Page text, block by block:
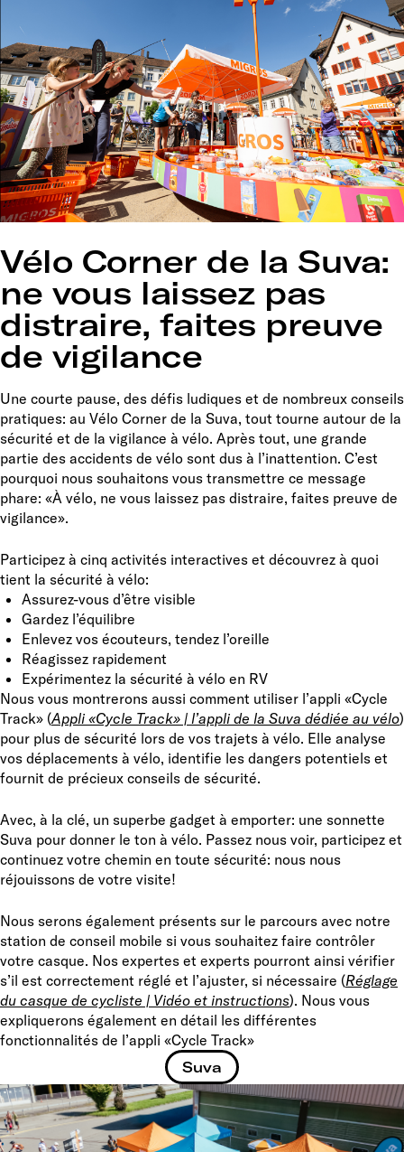
Vélo Corner de la Suva:
ne vous laissez pas
distraire, faites preuve
de vigilance
Une courte pause, des défis ludiques et de nombreux conseils
pratiques: au Vélo Corner de la Suva, tout tourne autour de la
sécurité et de la vigilance à vélo. Après tout, une grande
partie des accidents de vélo sont dus à l’inattention. C’est
pourquoi nous souhaitons vous transmettre ce message
phare: «À vélo, ne vous laissez pas distraire, faites preuve de
vigilance».
Participez à cinq activités interactives et découvrez à quoi
tient la sécurité à vélo:
Assurez-vous d’être visible
Gardez l’équilibre
Enlevez vos écouteurs, tendez l’oreille
Réagissez rapidement
Expérimentez la sécurité à vélo en RV
Nous vous montrerons aussi comment utiliser l’appli «Cycle
Track» (Appli «Cycle Track» | l’appli de la Suva dédiée au vélo)
pour plus de sécurité lors de vos trajets à vélo. Elle analyse
vos déplacements à vélo, identifie les dangers potentiels et
fournit de précieux conseils de sécurité.
Avec, à la clé, un superbe gadget à emporter: une sonnette
Suva pour donner le ton à vélo. Passez nous voir, participez et
continuez votre chemin en toute sécurité: nous nous
réjouissons de votre visite!
Nous serons également présents sur le parcours avec notre
station de conseil mobile si vous souhaitez faire contrôler
votre casque. Nos expertes et experts pourront ainsi vérifier
s’il est correctement réglé et l’ajuster, si nécessaire (Réglage
du casque de cycliste | Vidéo et instructions). Nous vous
expliquerons également en détail les différentes
fonctionnalités de l’appli «Cycle Track»
Suva